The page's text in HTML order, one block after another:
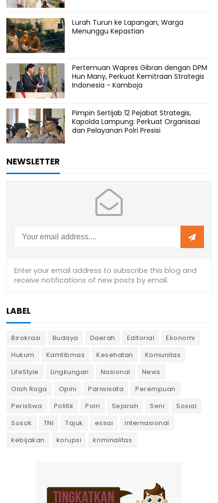
Lurah Turun ke Lapangan, Warga
Menunggu Kepastian
Pertemuan Wapres Gibran dengan DPM
Hun Many, Perkuat Kemitraan Strategis
Indonesia - Kamboja
Pimpin Sertijab 12 Pejabat Strategis,
Kapolda Lampung: Perkuat Organisasi
dan Pelayanan Polri Presisi
NEWSLETTER
LABEL
Birokrasi Budaya Daerah Editorial
Ekonomi
Hukum
Kamtibmas Kesehatan
Komunitas
LifeStyle
Lingkungan Nasional
News
Olah Raga
Opini Pariwisata
Perempuan
Peristiwa
Politik Polri Sejarah Seni
Sosial
Sosok
TNI Tajuk essai
internasional
kebijakan
korupsi kriminalitas